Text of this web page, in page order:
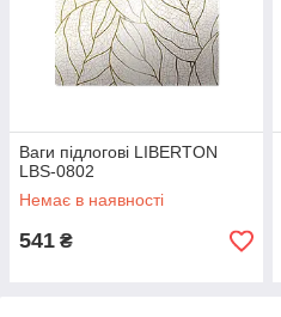
Ваги підлогові LIBERTON
LBS-0802
Немає в наявності
541 ₴